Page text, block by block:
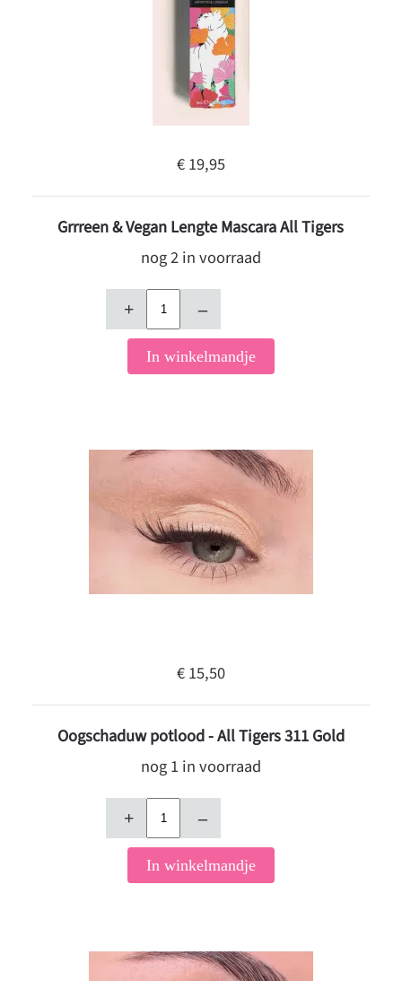
€ 19,95
Grrreen & Vegan Lengte Mascara All Tigers
nog 2 in voorraad
+ –
In winkelmandje
€ 15,50
Oogschaduw potlood - All Tigers 311 Gold
nog 1 in voorraad
+ –
In winkelmandje